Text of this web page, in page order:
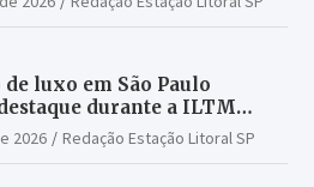
luxo em São Paulo
durante a ILTM
2026
2026 Redação Estação Litoral SP